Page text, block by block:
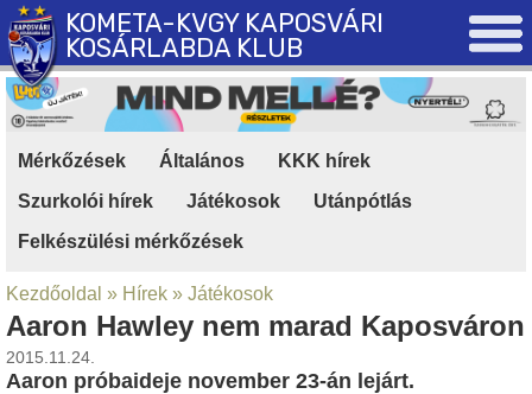
KOMETA-KVGY KAPOSVÁRI
KOSÁRLABDA KLUB
Mérkőzések Általános KKK hírek
Szurkolói hírek
Játékosok Utánpótlás
Felkészülési mérkőzések
Kezdőoldal » Hírek » Játékosok
Aaron Hawley nem marad Kaposváron
2015.11.24.
Aaron próbaideje november 23-án lejárt.